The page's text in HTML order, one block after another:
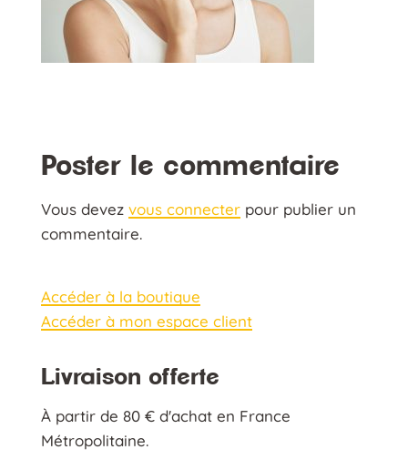
Poster le commentaire
Vous devez vous connecterpour publier un
commentaire.
Accéder à la boutique
Accéder à mon espace client
Livraison offerte
À partir de 80 € d'achat en France
Métropolitaine.